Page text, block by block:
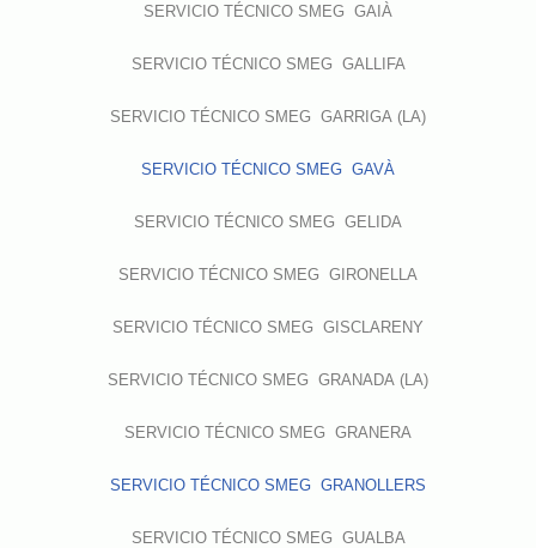
SERVICIO TÉCNICO SMEG GAIÀ
SERVICIO TÉCNICO SMEG GALLIFA
SERVICIO TÉCNICO SMEG GARRIGA (LA)
SERVICIO TÉCNICO SMEG GAVÀ
SERVICIO TÉCNICO SMEG GELIDA
SERVICIO TÉCNICO SMEG GIRONELLA
SERVICIO TÉCNICO SMEG GISCLARENY
SERVICIO TÉCNICO SMEG GRANADA (LA)
SERVICIO TÉCNICO SMEG GRANERA
SERVICIO TÉCNICO SMEG GRANOLLERS
SERVICIO TÉCNICO SMEG GUALBA